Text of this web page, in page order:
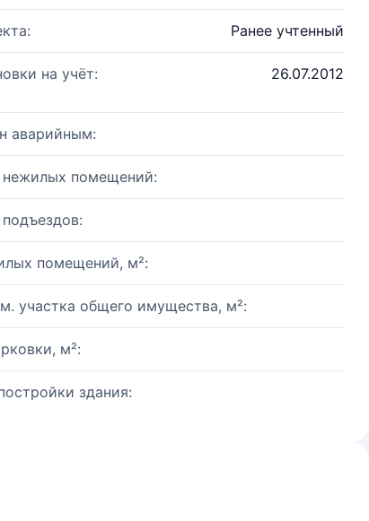
Ранее учтенный
на учёт: 26.07.2012
аварийным:
нежилых помещений:
помещений, м²:
участка общего имущества, м²:
м²:
здания: